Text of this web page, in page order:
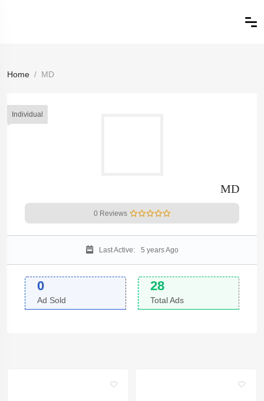
Home MD
Individual
MD
0 Reviews
Last Active: 5 years Ago
0
Ad Sold
28
Total Ads